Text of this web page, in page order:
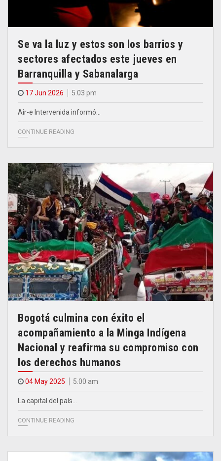
Se va la luz y estos son los barrios y
sectores afectados este jueves en
Barranquilla y Sabanalarga
17 Jun 2026 5.03 pm
Air-e Intervenida informó…
CONTINUE READING
Bogotá culmina con éxito el
acompañamiento a la Minga Indígena
Nacional y reafirma su compromiso con
los derechos humanos
04 May 2025 5.00 am
La capital del país…
CONTINUE READING